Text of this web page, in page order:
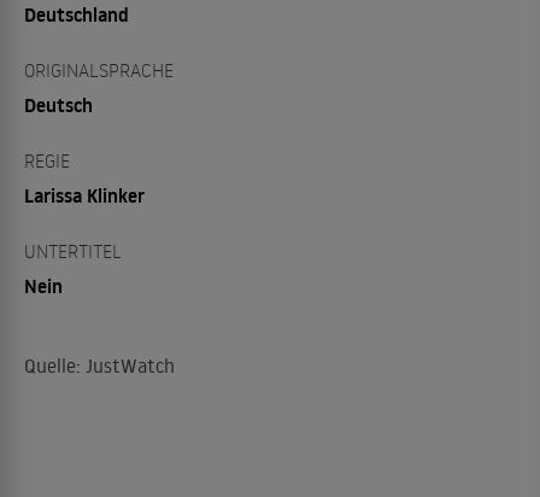
Deutschland
ORIGINALSPRACHE
Deutsch
REGIE
Larissa Klinker
UNTERTITEL
Nein
Quelle: JustWatch